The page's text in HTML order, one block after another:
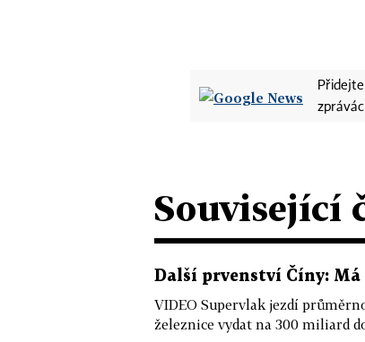
Související
Další prvenství Číny:
VIDEO Supervlak jezdí
železnice vydat na 300 miliard